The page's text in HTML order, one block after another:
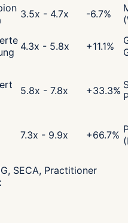
3.5x - 4.7x -6.7%
4.3x - 5.8x +11.1%
5.8x - 7.8x +33.3%
7.3x - 9.9x +66.7%
SECA, Practitioner